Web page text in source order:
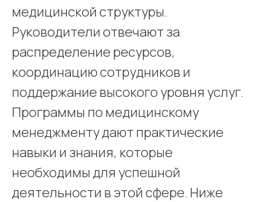
медицинской структуры.
Руководители отвечают за
распределение ресурсов,
координацию сотрудников и
поддержание высокого уровня услуг.
Программы по медицинскому
менеджменту дают практические
навыки и знания, которые
необходимы для успешной
деятельности в этой сфере. Ниже